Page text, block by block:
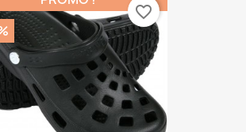
favorite_border